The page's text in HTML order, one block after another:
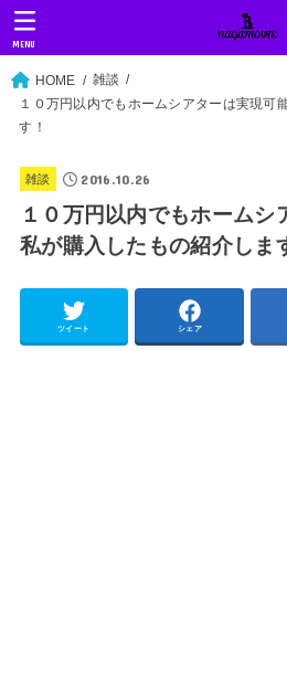
MENU
HOME
雑談
１０万円以内でもホームシアターは実現可
す！
雑談 2016.10.26
１０万円以内でもホームシ
私が購入したもの紹介しま
ツイート シェア